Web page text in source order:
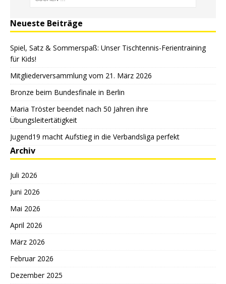
Neueste Beiträge
Spiel, Satz & Sommerspaß: Unser Tischtennis-Ferientraining
für Kids!
Mitgliederversammlung vom 21. März 2026
Bronze beim Bundesfinale in Berlin
Maria Tröster beendet nach 50 Jahren ihre
Übungsleitertätigkeit
Jugend19 macht Aufstieg in die Verbandsliga perfekt
Archiv
Juli 2026
Juni 2026
Mai 2026
April 2026
März 2026
Februar 2026
Dezember 2025